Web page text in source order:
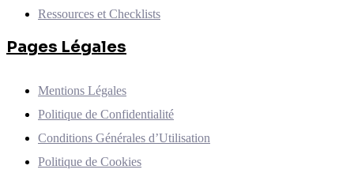
Ressources et Checklists
Pages Légales
Mentions Légales
Politique de Confidentialité
Conditions Générales d’Utilisation
Politique de Cookies